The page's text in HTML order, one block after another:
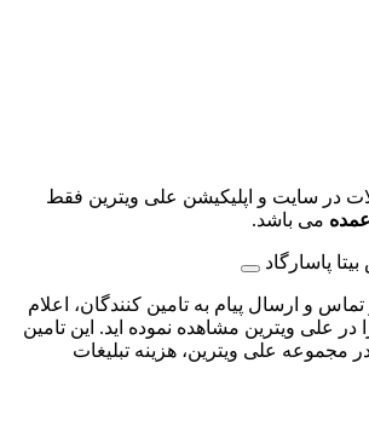
در سایت و اپلیکیشن علی ویترین فقط
عمده می باشد.
پاسارگاد
و ارسال پیام به تامین کنندگان، اعلام
در علی ویترین مشاهده نموده اید. این تامین
مجموعه علی ویترین، هزینه تبلیغات